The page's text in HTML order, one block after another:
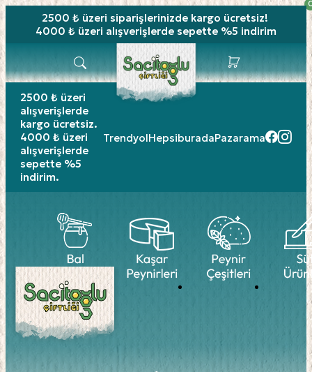
2500 ₺ üzeri siparişlerinizde kargo ücretsiz!
4000 ₺ üzeri alışverişlerde sepette %5 indirim
2500 ₺ üzeri
alışverişlerde
kargo ücretsiz.
4000 ₺ üzeri
alışverişlerde
sepette %5
indirim.
TrendyolHepsiburadaPazarama